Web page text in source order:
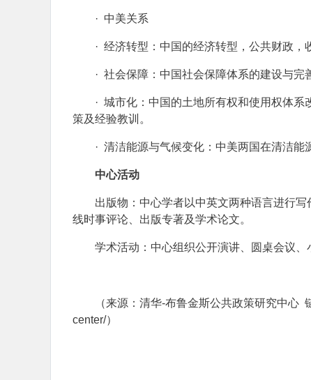
· 中美关系
· 经济转型：中国的经济转型，公共财政，
· 社会保障：中国社会保障体系的建设与完
· 城市化：中国的土地所有权和使用权体
策及经验教训。
· 清洁能源与气候变化：中美两国在清洁能
中心活动
出版物：中心学者以中英文两种语言进行
线时事评论、出版专著及学术论文。
学术活动：中心组织公开演讲、圆桌会议
（来源：清华-布鲁金斯公共政策研究中心
center/）